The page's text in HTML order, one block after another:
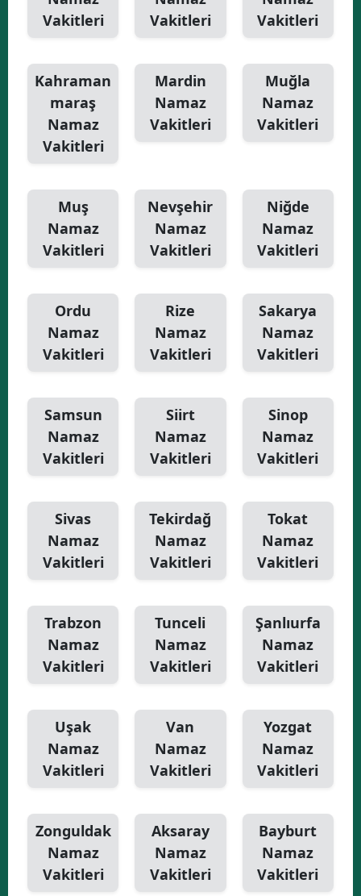
Vakitleri
Vakitleri
Vakitleri
Kahraman
maraş
Namaz
Vakitleri
Mardin
Namaz
Vakitleri
Muğla
Namaz
Vakitleri
Muş
Namaz
Vakitleri
Nevşehir
Namaz
Vakitleri
Niğde
Namaz
Vakitleri
Ordu
Namaz
Vakitleri
Rize
Namaz
Vakitleri
Sakarya
Namaz
Vakitleri
Samsun
Namaz
Vakitleri
Siirt
Namaz
Vakitleri
Sinop
Namaz
Vakitleri
Sivas
Namaz
Vakitleri
Tekirdağ
Namaz
Vakitleri
Tokat
Namaz
Vakitleri
Trabzon
Namaz
Vakitleri
Tunceli
Namaz
Vakitleri
Şanlıurfa
Namaz
Vakitleri
Uşak
Namaz
Vakitleri
Van
Namaz
Vakitleri
Yozgat
Namaz
Vakitleri
Zonguldak
Namaz
Vakitleri
Aksaray
Namaz
Vakitleri
Bayburt
Namaz
Vakitleri